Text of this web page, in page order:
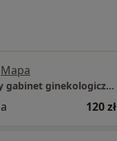
Mapa
Femina Care - specjalistyczny gabinet ginekologiczno - położniczy
120 zł